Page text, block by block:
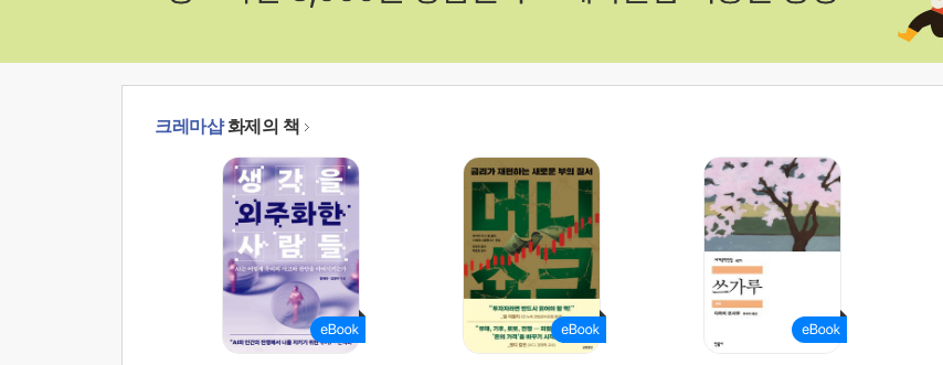
크레마샵화제의 책